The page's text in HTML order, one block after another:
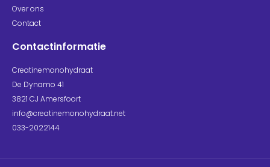
Over ons
Contact
Contactinformatie
Creatinemonohydraat
De Dynamo 41
3821 CJ Amersfoort
info@creatinemonohydraat.net
033-2022144